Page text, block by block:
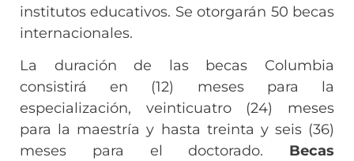
institutos educativos. Se otorgarán 50 becas
internacionales.
La duración de las becas Columbia
consistirá en (12) meses para la
especialización, veinticuatro (24) meses
para la maestría y hasta treinta y seis (36)
meses para el doctorado. Becas